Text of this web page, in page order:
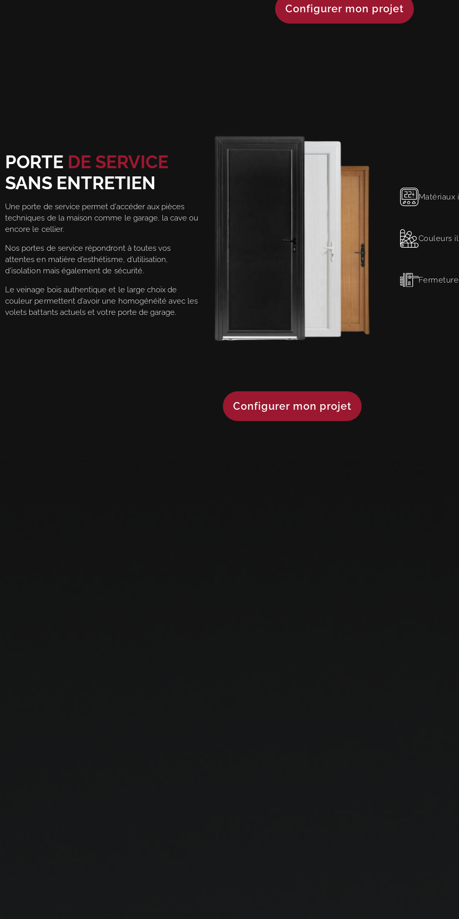
Configurer mon projet
PORTE DE SERVICE
SANS ENTRETIEN
Une porte de service permet d’accéder aux pièces
techniques de la maison comme le garage, la cave ou
encore le cellier.
Nos portes de service répondront à toutes vos
attentes en matière d’esthétisme, d’utilisation,
d’isolation mais également de sécurité.
Le veinage bois authentique et le large choix de
couleur permettent d’avoir une homogénéité avec les
volets battants actuels et votre porte de garage.
Matériaux
Couleurs
Configurer mon projet